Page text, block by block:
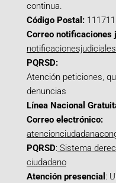
continua.
Código Postal: 111711
Correo notificaciones
PQRSD:
Atención peticiones,
denuncias
Línea Nacional
Correo electrónico:
PQRSD: Sistema
ciudadano
Atención presencial :